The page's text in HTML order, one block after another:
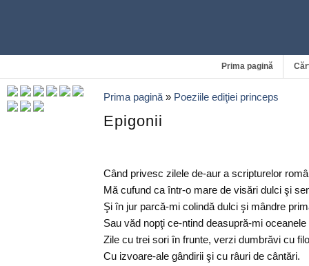
Prima pagină
Prima pagină » Poeziile ediţiei princeps
Epigonii
Când privesc zilele de-aur a scripturelor
Mă cufund ca într-o mare de visări dulci şi
Şi în jur parcă-mi colindă dulci şi mândre
Sau văd nopţi ce-ntind deasupră-mi oceanele
Zile cu trei sori în frunte, verzi dumbrăvi cu
Cu izvoare-ale gândirii şi cu râuri de cântări.